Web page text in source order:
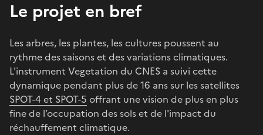
Le projet en bref
Les arbres, les plantes, les cultures poussent au
rythme des saisons et des variations climatiques.
L'instrument Vegetation du CNES a suivi cette
dynamique pendant plus de 16 ans sur les satellites
SPOT-4 et SPOT-5 offrant une vision de plus en plus
fine de l’occupation des sols et de l'impact du
réchauffement climatique.